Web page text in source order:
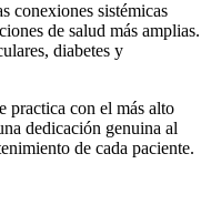
conexiones sistémicas
de salud más amplias.
diabetes y
practica con el más alto
dedicación genuina al
de cada paciente.